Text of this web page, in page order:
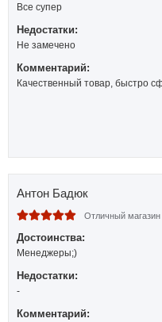
Все супер
Недостатки:
Не замечено
Комментарий:
Качественный товар, быстро
Антон Бадюк
Отличный магазин
Достоинства:
Менеджеры;)
Недостатки:
-
Комментарий: